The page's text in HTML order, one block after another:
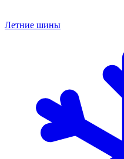
Летние шины